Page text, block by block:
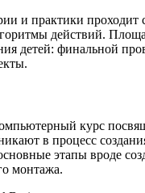
и практики проходит
действий.
детей: финальной
курс
в процесс
этапы вроде
монтажа.